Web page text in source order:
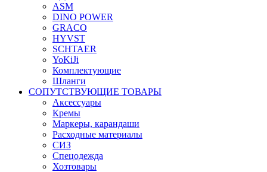
ASM
DINO POWER
GRACO
HYVST
SCHTAER
YoKiJi
Комплектующие
Шланги
СОПУТСТВУЮЩИЕ ТОВАРЫ
Аксессуары
Кремы
Маркеры, карандаши
Расходные материалы
СИЗ
Спецодежда
Хозтовары